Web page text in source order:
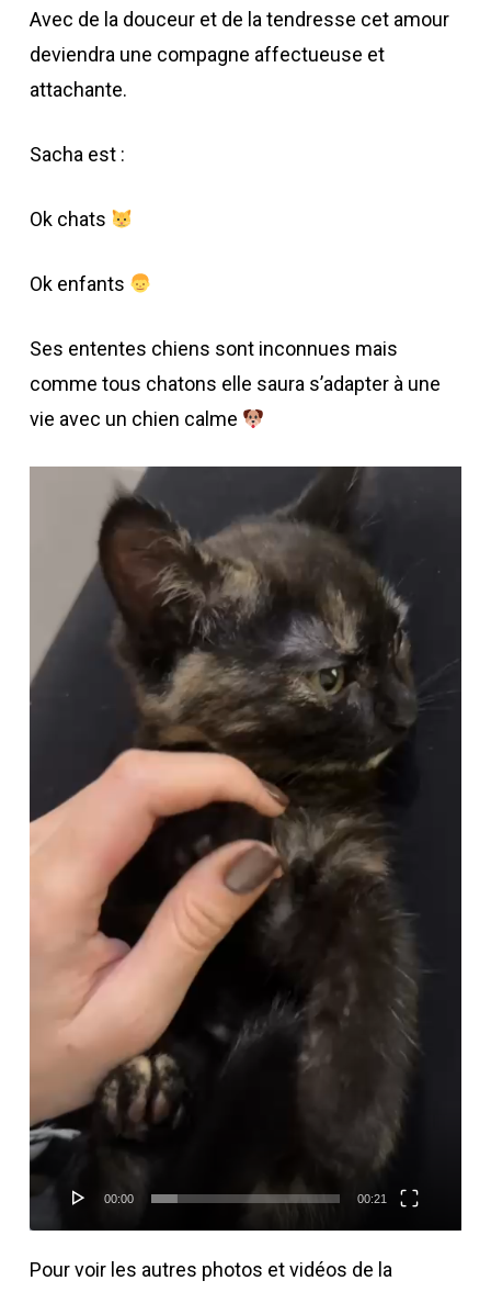
Avec de la douceur et de la tendresse cet amour
deviendra une compagne affectueuse et
attachante.
Sacha est :
Ok chats
Ok enfants
Ses ententes chiens sont inconnues mais
comme tous chatons elle saura s’adapter à une
vie avec un chien calme
00:00 00:21
Pour voir les autres photos et vidéos de la